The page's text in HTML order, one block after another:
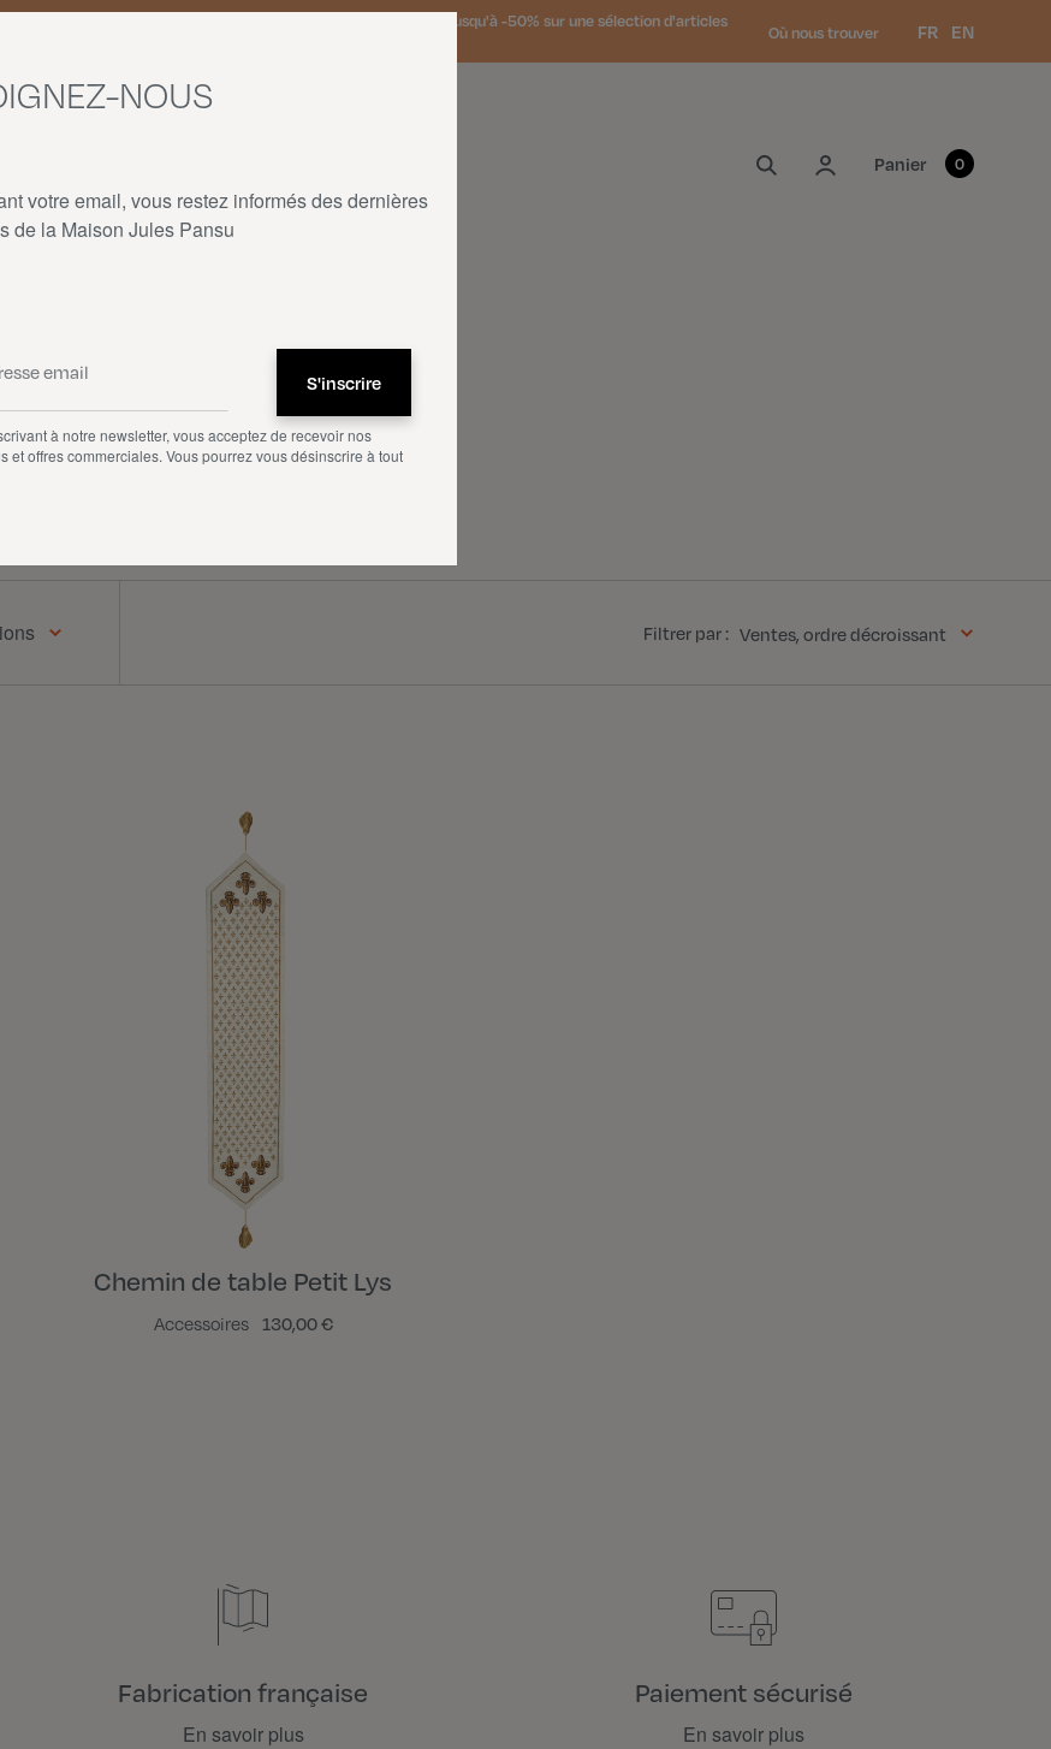
Bas et Allemagne offerte à partir de 150€ d'achat • SOLDES : jusqu'à -50% sur une sélection d'articles
Où nous trouver Langue :
FR EN
Mon compte
Panier 0
Filtrer par : Ventes, ordre décroissant
Chemin de table Petit Lys
Accessoires 130,00 €
Fabrication française
En savoir plus
Paiement sécurisé
En savoir plus
à notre newsletter, vous acceptez de recevoir nos
et offres commerciales. Vous pourrez vous désinscrire à tout
votre email, vous restez informés des dernières
de la Maison Jules Pansu
NOUS